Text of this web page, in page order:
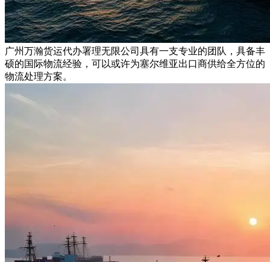
广州万瀚货运代办署理无限公司具有一支专业的团队，具备丰
硕的国际物流经验，可以或许为塞尔维亚出口商供给全方位的
物流处理方案。